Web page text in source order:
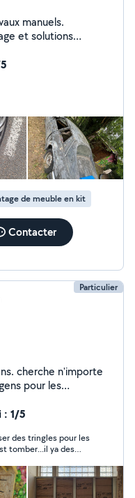
manuels.
et solutions
de meuble en kit
Contacter
Particulier
cherche n'importe
pour les
: 1/5
tomber...il ya des